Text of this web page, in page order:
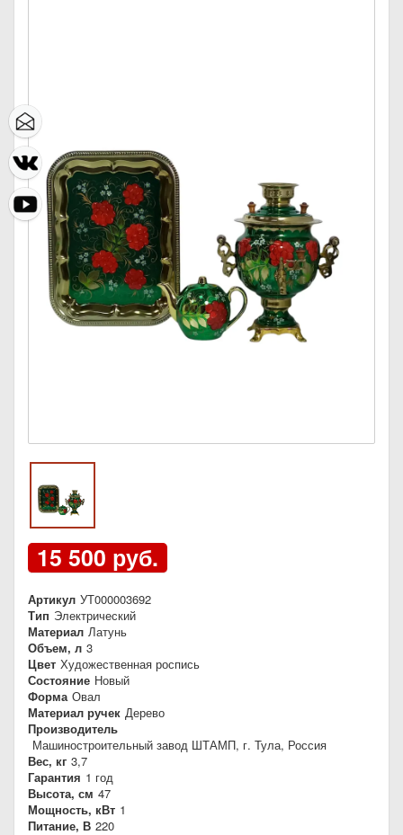
15 500 руб.
Артикул УТ000003692
Тип Электрический
Материал Латунь
Объем, л 3
Цвет Художественная роспись
Состояние Новый
Форма Овал
Материал ручек Дерево
Производитель
Машиностроительный завод ШТАМП, г. Тула, Россия
Вес, кг 3,7
Гарантия 1 год
Высота, см 47
Мощность, кВт 1
Питание, В 220